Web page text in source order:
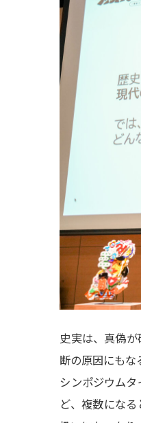
史実は、真偽
断の原因にもな
シンポジウム
ど、複数にな